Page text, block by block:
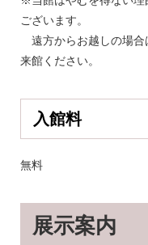
ございます。
遠方からお越しの場合
来館ください。​
入館料
無料
展示案内